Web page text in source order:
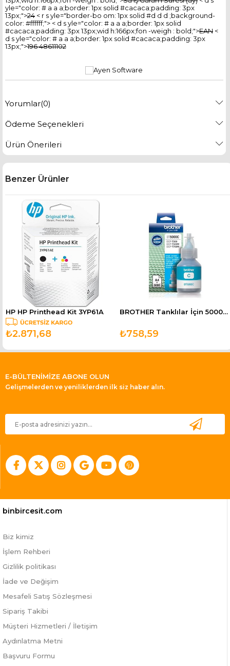
yle="color: # a a a;border: 1px solid #cacaca;padding: 3px
13px;">24 < r s yle="border-bo om: 1px solid #d d d ;background-
color: #ffffff;"> < d s yle="color: # a a a;border: 1px solid
#cacaca;padding: 3px 13px;wid h:166px;fon -weigh : bold;">EAN <
d s yle="color: # a a a;border: 1px solid #cacaca;padding: 3px
13px;">196 48611102
Yorumlar(0)
Ödeme Seçenekleri
Ürün Önerileri
Benzer Ürünler
HP HP Printhead Kit 3YP61A
₺2.871,68
BROTHER Tanklılar İçin 5000 Sayfa Mavi Kartuş BT5000C
₺758,59
E-BÜLTENİMİZE ABONE OLUN
Gelişmelerden ve yeniliklerden ilk siz haber alın.
binbircesit.com
Biz kimiz
İşlem Rehberi
Gizlilik politikası
İade ve Değişim
Mesafeli Satış Sözleşmesi
Sipariş Takibi
Müşteri Hizmetleri / İletişim
Aydınlatma Metni
Başvuru Formu